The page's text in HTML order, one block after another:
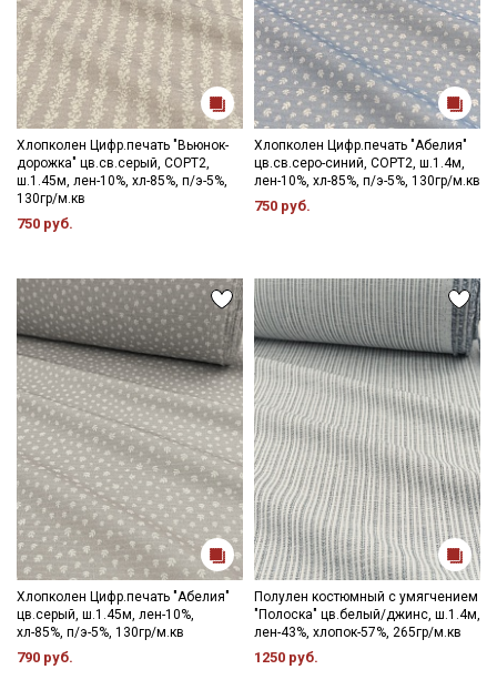
Хлопколен Цифр.печать "Вьюнок-
дорожка" цв.св.серый, СОРТ2,
ш.1.45м, лен-10%, хл-85%, п/э-5%,
130гр/м.кв
750 руб.
Хлопколен Цифр.печать "Абелия"
цв.св.серо-синий, СОРТ2, ш.1.4м,
лен-10%, хл-85%, п/э-5%, 130гр/м.кв
750 руб.
Хлопколен Цифр.печать "Абелия"
цв.серый, ш.1.45м, лен-10%,
хл-85%, п/э-5%, 130гр/м.кв
790 руб.
Полулен костюмный с умягчением
"Полоска" цв.белый/джинс, ш.1.4м,
лен-43%, хлопок-57%, 265гр/м.кв
1250 руб.